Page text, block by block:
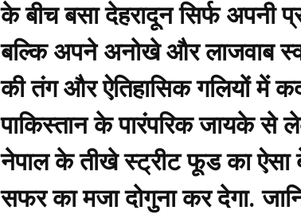
के बीच बसा देहरादून सिर्फ अपनी
बल्कि अपने अनोखे और लाजवाब
की तंग और ऐतिहासिक गलियों में
पाकिस्तान के पारंपरिक जायके से
नेपाल के तीखे स्ट्रीट फूड का
सफर का मजा दोगुना कर देगा.